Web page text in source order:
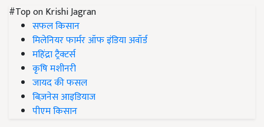
#Top on Krishi Jagran
सफल किसान
मिलेनियर फार्मर ऑफ इंडिया अवॉर्ड
महिंद्रा ट्रैक्टर्स
कृषि मशीनरी
जायद की फसल
बिज़नेस आइडियाज
पीएम किसान